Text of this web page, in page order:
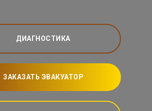
ДИАГНОСТИКА
ЗАКАЗАТЬ ЭВАКУАТОР